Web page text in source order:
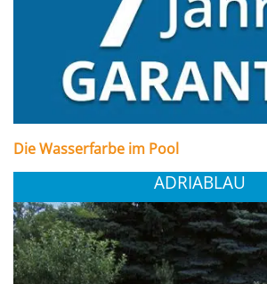
Die Wasserfarbe im Pool
ADRIABLAU